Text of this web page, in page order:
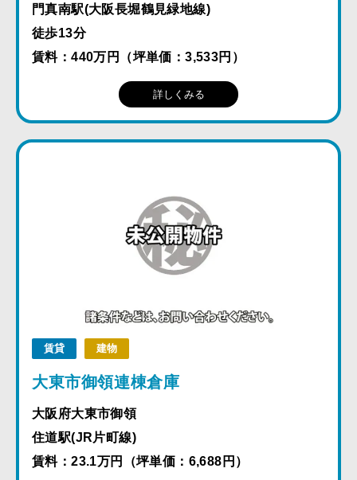
門真南駅(大阪長堀鶴見緑地線)
徒歩13分
賃料：440万円（坪単価：3,533円）
詳しくみる
賃貸 建物
大東市御領連棟倉庫
大阪府大東市御領
住道駅(JR片町線)
賃料：23.1万円（坪単価：6,688円）